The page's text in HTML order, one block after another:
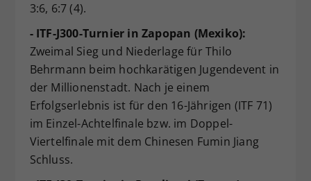
3:6, 6:7 (4).
- ITF-J300-Turnier in Zapopan (Mexiko):
Zweimal Sieg und Niederlage für Thilo
Behrmann beim hochkarätigen Jugendevent in
der Millionenstadt. Nach je einem
Erfolgserlebnis ist für den 16-Jährigen (ITF 71)
im Einzel-Achtelfinale bzw. im Doppel-
Viertelfinale mit dem Chinesen Fumin Jiang
Schluss.